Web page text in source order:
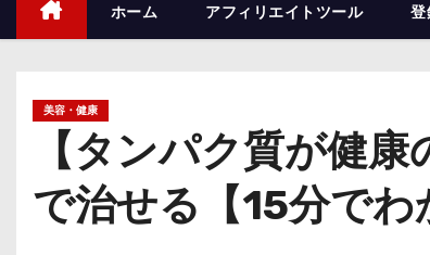
ッ
ホーム アフィリエイトツール 登
美容・健康
【タンパク質が健
で治せる【15分でわ